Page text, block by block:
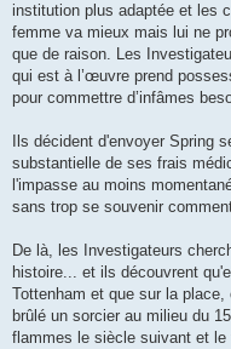
institution plus adaptée et les
femme va mieux mais lui ne
que de raison. Les
qui est à l’œuvre prend
pour commettre d’infâmes
Ils décident d'envoyer Spring
substantielle de ses frais
l'impasse au moins
sans trop se souvenir
De là, les Investigateurs
histoire... et ils découvrent
Tottenham et que sur la
brûlé un sorcier au milieu du
flammes le siècle suivant et